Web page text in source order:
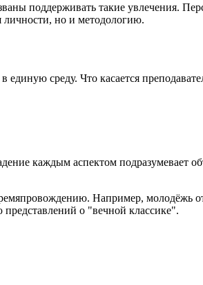
поддерживать такие увлечения.
личности, но и методологию.
среду. Что касается
каждым аспектом подразумевает
Например, молодёжь
о "вечной классике".